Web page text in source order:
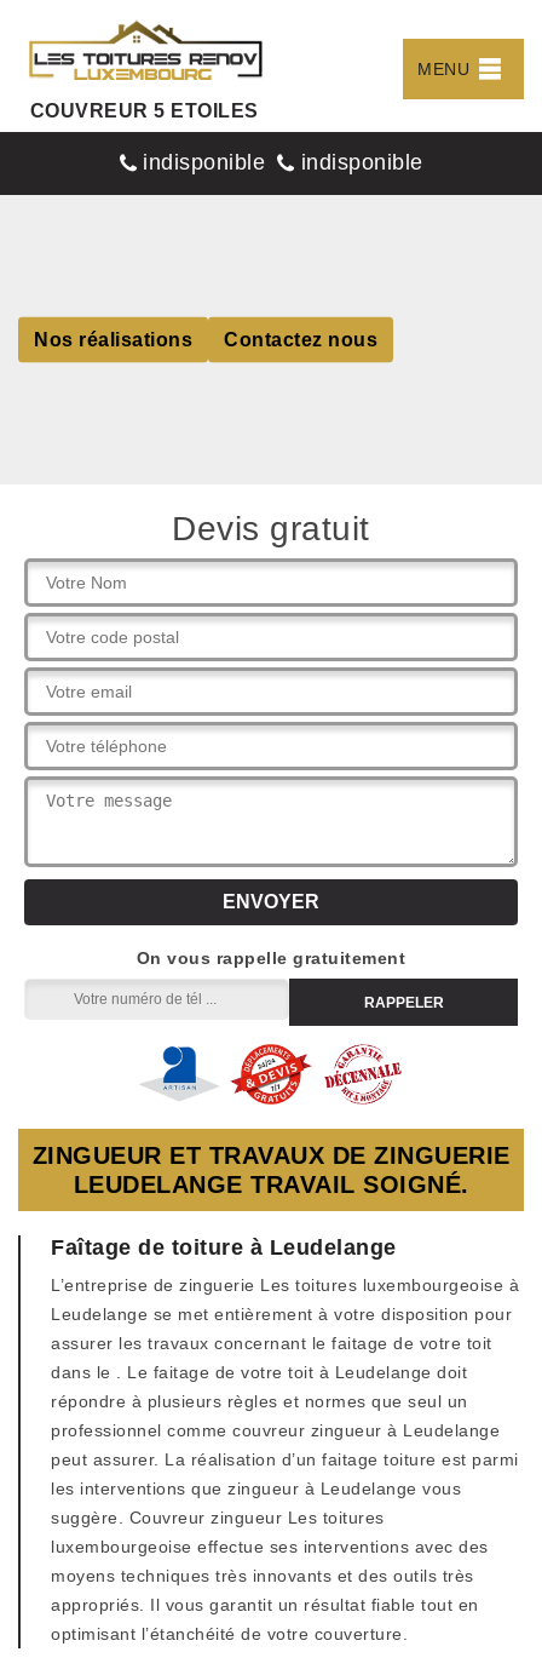
COUVREUR 5 ETOILES
MENU
indisponible indisponible
Nos réalisations Contactez nous
Devis gratuit
On vous rappelle gratuitement
ZINGUEUR ET TRAVAUX DE ZINGUERIE
LEUDELANGE TRAVAIL SOIGNÉ.
Faîtage de toiture à Leudelange
L’entreprise de zinguerie Les toitures luxembourgeoise à
Leudelange se met entièrement à votre disposition pour
assurer les travaux concernant le faitage de votre toit
dans le . Le faitage de votre toit à Leudelange doit
répondre à plusieurs règles et normes que seul un
professionnel comme couvreur zingueur à Leudelange
peut assurer. La réalisation d’un faitage toiture est parmi
les interventions que zingueur à Leudelange vous
suggère. Couvreur zingueur Les toitures
luxembourgeoise effectue ses interventions avec des
moyens techniques très innovants et des outils très
appropriés. Il vous garantit un résultat fiable tout en
optimisant l’étanchéité de votre couverture.